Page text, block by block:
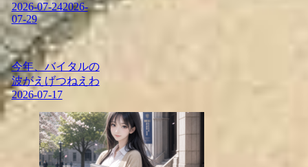
2026-07-242026-
07-29
今年、バイタルの
波がえげつねえわ
2026-07-17